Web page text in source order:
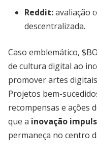
Reddit:avaliação
descentralizada.
Caso emblemático,
de cultura digital ao
promover artes
Projetos bem-
recompensas e ações
que a inovação
permaneça no centro